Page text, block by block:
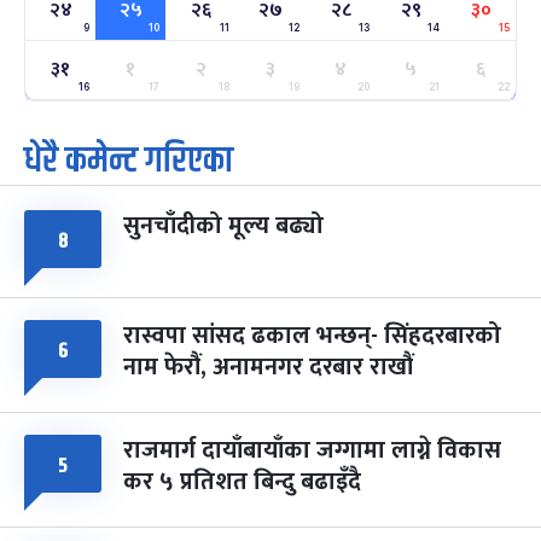
सोम फाल्गुन २४, २०८३- Mar 8, 2027
२५
मंगल
ग्याल्पो ल्होसार
फाल्गुन २५, २०८३ Mar 9, 2027
७ महिना बाँकी
७ पूर्णिमा व्रत
चैत्र ७, २०८३-Mar 21, 2027
८
सोम
फागुपूर्णिमा
२४
9
२५
10
२६
11
२७
12
२८
13
२९
14
३०
15
३१
16
१
17
२
18
३
19
४
20
५
21
६
22
धेरै कमेन्ट गरिएका
८ सुनचाँदीको मूल्य बढ्यो
६ रास्वपा सांसद ढकाल भन्छन्- सिंहदरबारको
नाम फेरौं, अनामनगर दरबार राखौं
५ राजमार्ग दायाँबायाँका जग्गामा लाग्ने विकास
कर ५ प्रतिशत बिन्दु बढाइँदै